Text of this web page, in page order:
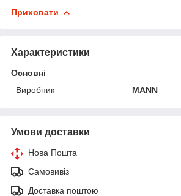
Приховати
Характеристики
Основні
Виробник
MANN
Умови доставки
Нова Пошта
Самовивіз
Доставка поштою